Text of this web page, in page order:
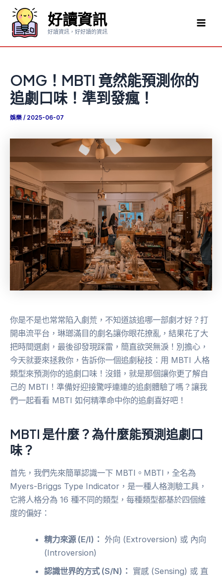
要
好讀資訊
好讀資訊，好好讀的資訊
OMG！MBTI 竟然能預測你的
追劇口味！準到發瘋！
娛樂 / 2025-06-07
你是不是也常常陷入劇荒，不知道該追哪一部劇才好？打
開串流平台，琳瑯滿目的劇名讓你眼花撩亂，結果花了大
把時間選劇，最後卻發現踩雷，簡直欲哭無淚！別擔心，
今天就要來拯救你，告訴你一個追劇秘技：用 MBTI 人格
類型來預測你的追劇口味！沒錯，就是那個讓你更了解自
己的 MBTI！準備好迎接驚呼連連的追劇體驗了嗎？讓我
們一起看看 MBTI 如何精準命中你的追劇喜好吧！
MBTI 是什麼？為什麼能預測追劇口
味？
首先，我們先來簡單認識一下 MBTI。MBTI，全名為
Myers-Briggs Type Indicator，是一種人格測驗工具，
它將人格分為 16 種不同的類型，每種類型都基於四個維
度的偏好：
精力來源 (E/I)： 外向 (Extroversion) 或 內向
(Introversion)
認識世界的方式 (S/N)： 實感 (Sensing) 或 直